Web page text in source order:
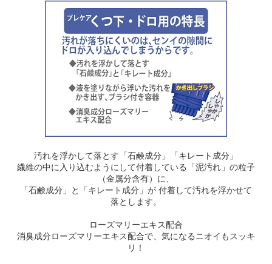
汚れを浮かして落とす「石鹸成分」「キレート成分」
繊維の中に入り込むようにして付着している「泥汚れ」の粒子
（金属分含有）に、
「石鹸成分」と「キレート成分」が 付着して汚れを浮かせて
落とします。
ローズマリーエキス配合
消臭成分ローズマリーエキス配合で、気になるニオイもスッキ
リ！